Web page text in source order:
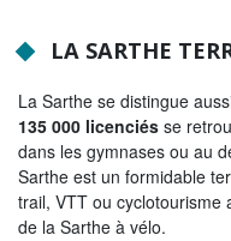
LA SARTHE
La Sarthe se distingue
135 000 licenciés se
dans les gymnases ou au
Sarthe est un formidable
trail, VTT ou cyclotourisme
de la Sarthe à vélo.